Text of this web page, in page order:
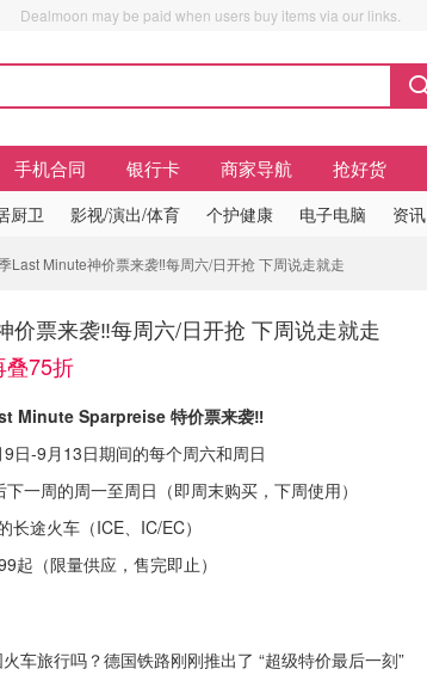
Dealmoon may be paid when users buy items via our links.
手机合同 银行卡 商家导航 抢好货
厨卫 影视/演出/体育 个护健康 电子电脑 资讯
Last Minute神价票来袭‼️每周六/日开抢 下周说走就走
价票来袭‼️每周六/日开抢 下周说走就走
叠75折
Minute Sparpreise 特价票来袭‼️
日-9月13日期间的每个周六和周日
下一周的周一至周日（即周末购买，下周使用）
长途火车（ICE、IC/EC）
起（限量供应，售完即止）
车旅行吗？德国铁路刚刚推出了 “超级特价最后一刻”